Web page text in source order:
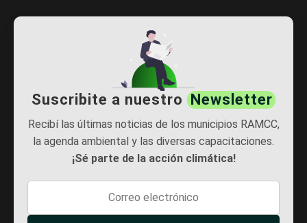
Suscribite a nuestro Newsletter
Recibí las últimas noticias de los municipios RAMCC,
la agenda ambiental y las diversas capacitaciones.
¡Sé parte de la acción climática!